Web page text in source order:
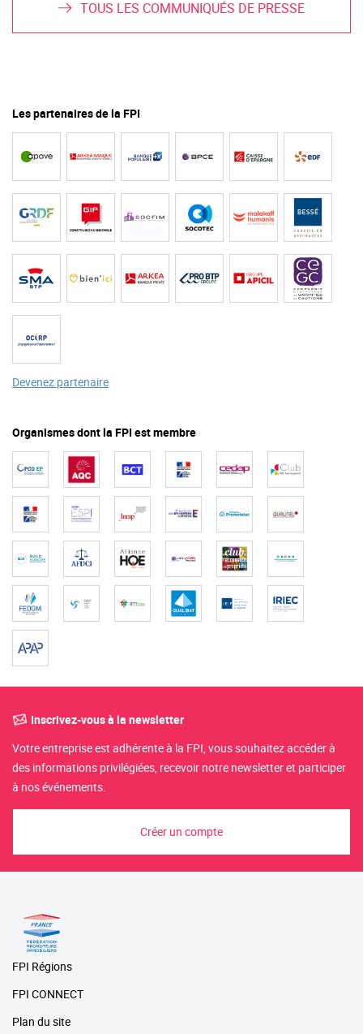
TOUS LES COMMUNIQUÉS DE PRESSE
Les partenaires de la FPI
Devenez partenaire
Organismes dont la FPI est membre
Inscrivez-vous à la newsletter
Votre entreprise est adhérente à la FPI, vous souhaitez accéder à
des informations privilégiées, recevoir notre newsletter et participer
à nos événements.
Créer un compte
FPI Régions
FPI CONNECT
Plan du site